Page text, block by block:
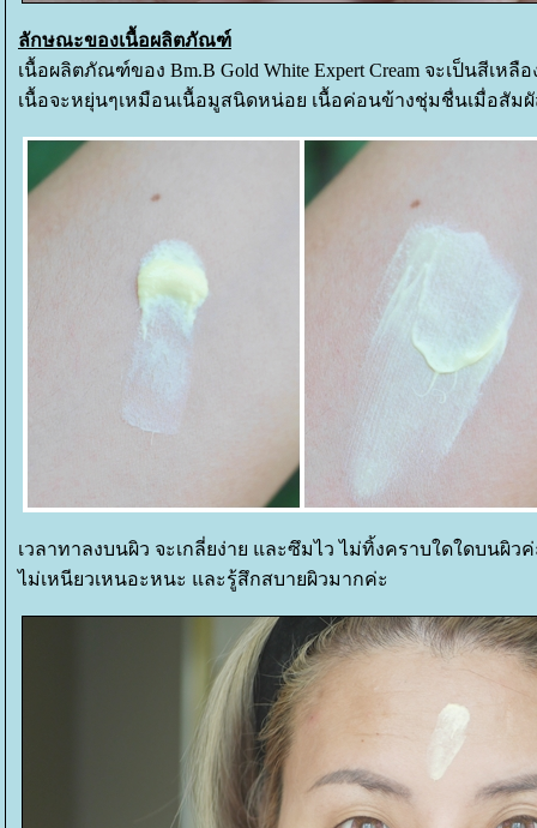
ลักษณะของเนื้อผลิตภัณฑ์
เนื้อผลิตภัณฑ์ของ Bm.B Gold White Expert Cream จะเป็นสีเห
เนื้อจะหยุ่นๆเหมือนเนื้อมูสนิดหน่อย เนื้อค่อนข้างชุ่มชื่นเมื่อสัม
เวลาทาลงบนผิว จะเกลี่ยง่าย และซึมไว ไม่ทิ้งคราบใดใดบนผิ
ไม่เหนียวเหนอะหนะ และรู้สึกสบายผิวมากค่ะ